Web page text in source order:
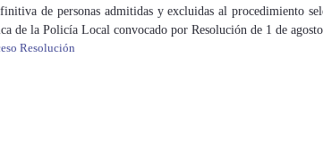
de personas admitidas y excluidas al procedimiento
de la Policía Local convocado por Resolución de 1 de
Resolución